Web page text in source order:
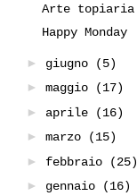
Arte topiaria
Happy Monday
► giugno
(5)
► maggio
(17)
► aprile
(16)
► marzo
(15)
► febbraio
(25)
► gennaio (16)